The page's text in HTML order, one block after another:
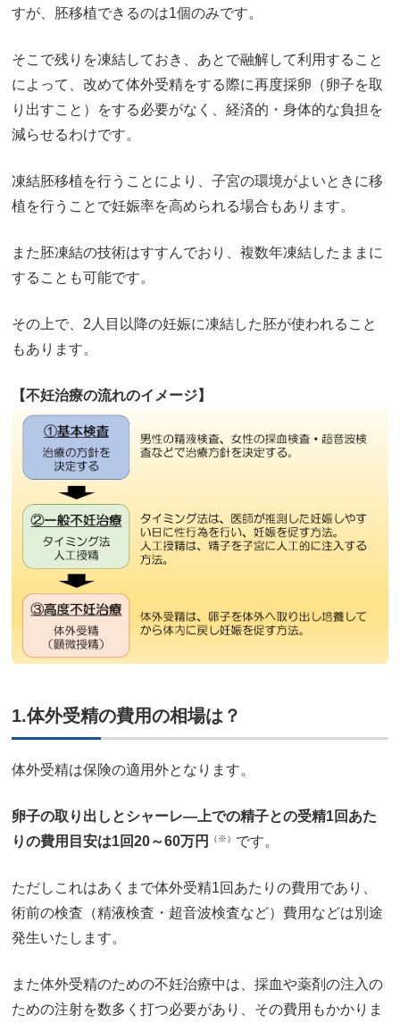
すが、胚移植できるのは1個のみです。
そこで残りを凍結しておき、あとで融解して利用すること
によって、改めて体外受精をする際に再度採卵（卵子を取
り出すこと）をする必要がなく、経済的・身体的な負担を
減らせるわけです。
凍結胚移植を行うことにより、子宮の環境がよいときに移
植を行うことで妊娠率を高められる場合もあります。
また胚凍結の技術はすすんでおり、複数年凍結したままに
することも可能です。
その上で、2人目以降の妊娠に凍結した胚が使われること
もあります。
【不妊治療の流れのイメージ】
1.体外受精の費用の相場は？
体外受精は保険の適用外となります。
卵子の取り出しとシャーレ―上での精子との受精1回あた
りの費用目安は1回20～60万円
（※） です。
ただしこれはあくまで体外受精1回あたりの費用であり、
術前の検査（精液検査・超音波検査など）費用などは別途
発生いたします。
また体外受精のための不妊治療中は、採血や薬剤の注入の
ための注射を数多く打つ必要があり、その費用もかかりま